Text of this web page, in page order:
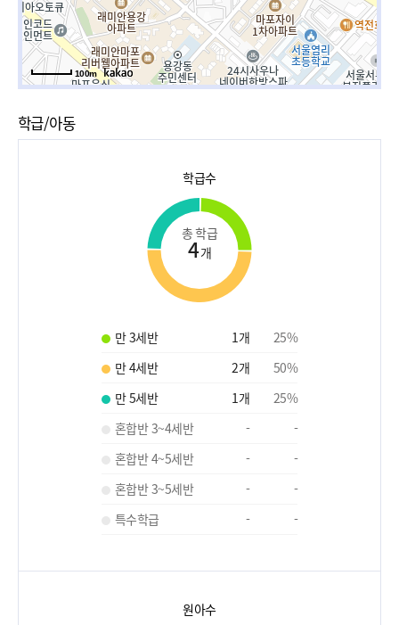
100m
학급/아동
학급수
총 학급
4개
만 3세반 1개 25%
만 4세반
2개 50%
만 5세반
1개 25%
혼합반 3~4세반
-
-
혼합반 4~5세반
-
-
혼합반 3~5세반
-
-
특수학급
- -
원아수